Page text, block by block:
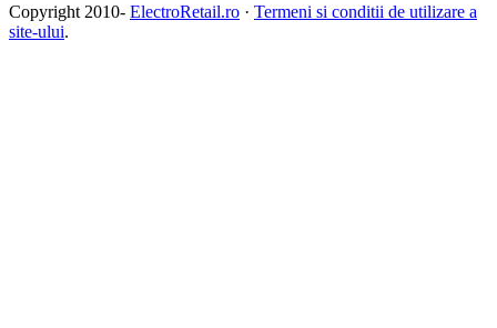
Copyright 2010- ElectroRetail.ro · Termeni si conditii de utilizare a
site-ului.